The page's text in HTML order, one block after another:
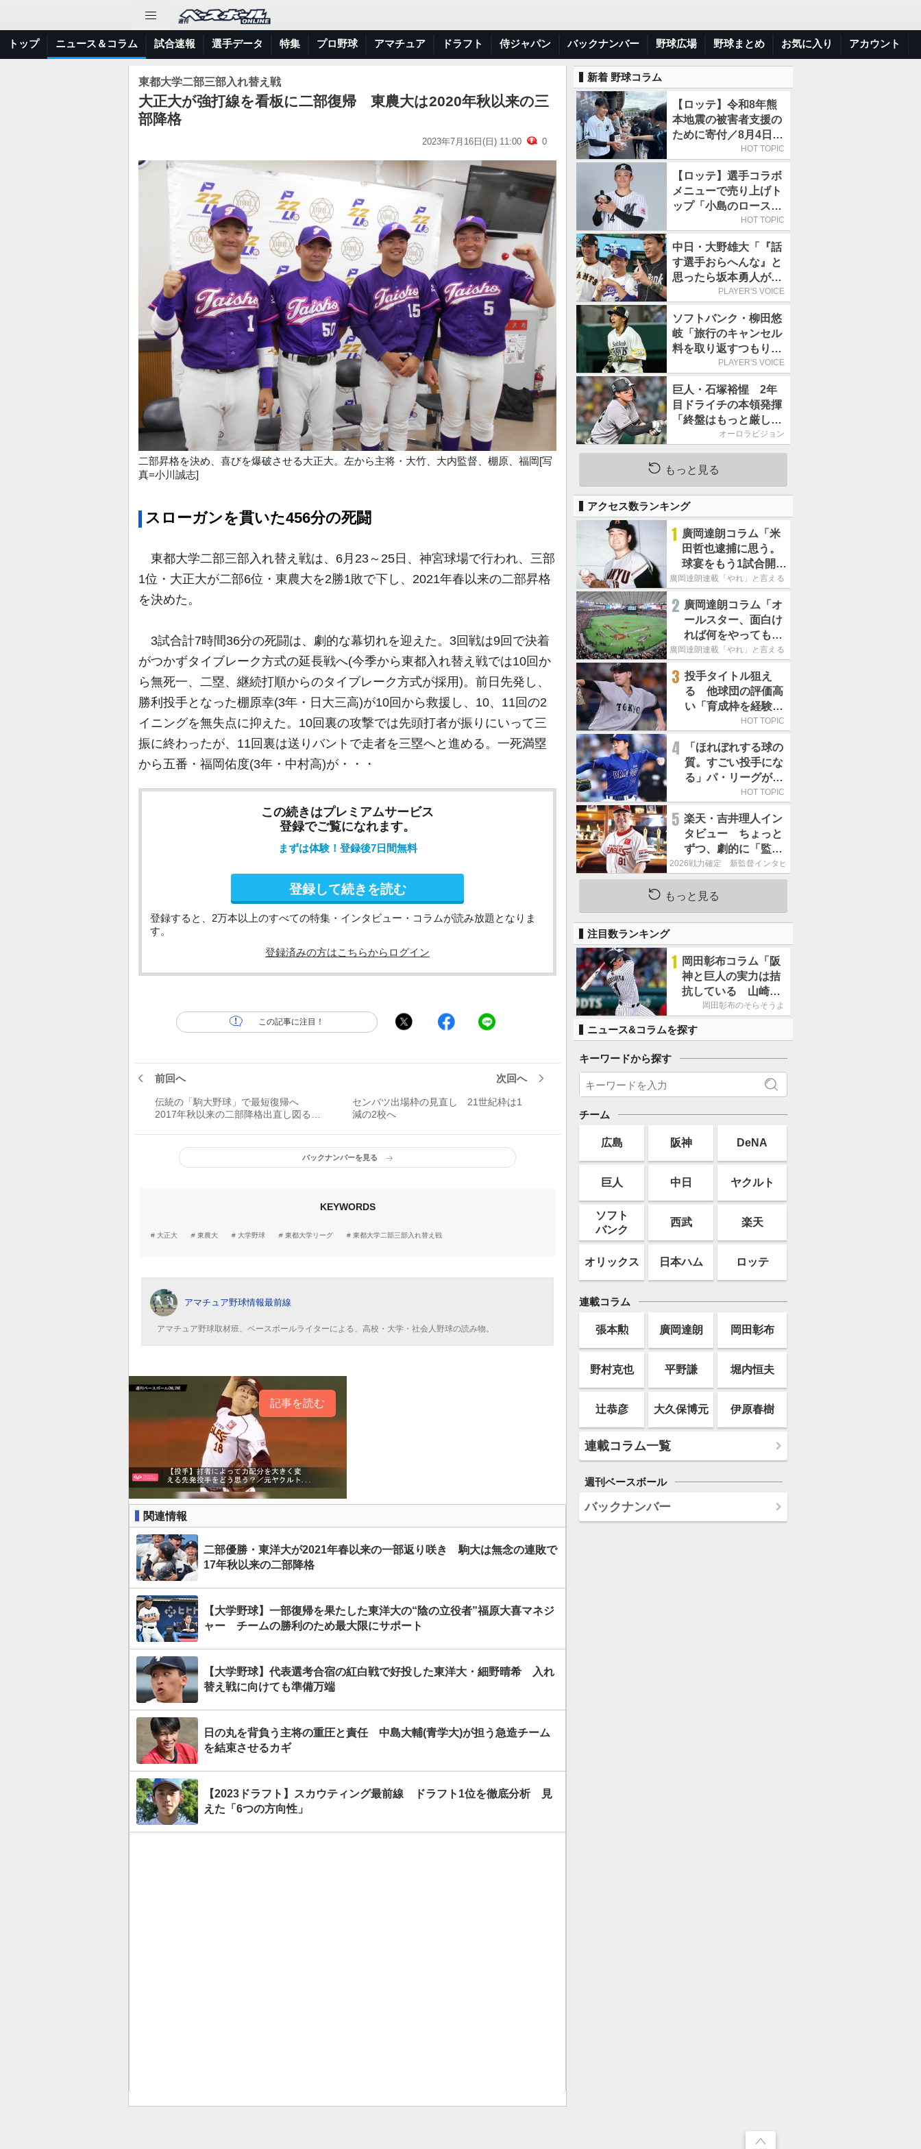
トップ ニュース＆コラム 試合速報 選手データ 特集 プロ野球 アマチュア ドラフト 侍ジャパン バックナンバー 野球広場 野球まとめ お気に入り アカウント
東都大学二部三部入れ替え戦
大正大が強打線を看板に二部復帰 東農大は2020年秋以来の三
部降格
2023年7月16日(日) 11:00 0
二部昇格を決め、喜びを爆破させる大正大。左から主将・大竹、大内監督、棚原、福岡[写
真=小川誠志]
スローガンを貫いた456分の死闘
東都大学二部三部入れ替え戦は、6月23～25日、神宮球場で行われ、三部
1位・大正大が二部6位・東農大を2勝1敗で下し、2021年春以来の二部昇格
を決めた。
3試合計7時間36分の死闘は、劇的な幕切れを迎えた。3回戦は9回で決着
がつかずタイブレーク方式の延長戦へ(今季から東都入れ替え戦では10回か
ら無死一、二塁、継続打順からのタイブレーク方式が採用)。前日先発し、
勝利投手となった棚原幸(3年・日大三高)が10回から救援し、10、11回の2
イニングを無失点に抑えた。10回裏の攻撃では先頭打者が振りにいって三
振に終わったが、11回裏は送りバントで走者を三塁へと進める。一死満塁
から五番・福岡佑度(3年・中村高)が・・・
この続きはプレミアムサービス
登録でご覧になれます。
まずは体験！登録後7日間無料
登録して続きを読む
登録すると、2万本以上のすべての特集・インタビュー・コラムが読み放題となりま
す。
登録済みの方はこちらからログイン
この記事に注目！
前回へ
伝統の「駒大野球」で最短復帰へ
2017年秋以来の二部降格出直し図る名
次回へ
センバツ出場枠の見直し 21世紀枠は1
減の2校へ
バックナンバーを見る
KEYWORDS
大正大 東農大 大学野球 東都大学リーグ 東都大学二部三部入れ替え戦
アマチュア野球情報最前線
アマチュア野球取材班、ベースボールライターによる、高校・大学・社会人野球の読み物。
記事を読む
関連情報
二部優勝・東洋大が2021年春以来の一部返り咲き 駒大は無念の連敗で
17年秋以来の二部降格
【大学野球】一部復帰を果たした東洋大の“陰の立役者”福原大喜マネジ
ャー チームの勝利のため最大限にサポート
【大学野球】代表選考合宿の紅白戦で好投した東洋大・細野晴希 入れ
替え戦に向けても準備万端
日の丸を背負う主将の重圧と責任 中島大輔(青学大)が担う急造チーム
を結束させるカギ
【2023ドラフト】スカウティング最前線 ドラフト1位を徹底分析 見
えた「6つの方向性」
新着 野球コラム
【ロッテ】令和8年熊
本地震の被害者支援の
ために寄付／8月4日に
は選手たちが募金箱を
HOT TOPIC
【ロッテ】選手コラボ
メニューで売り上げト
ップ「小島のロースト
ビーフ丼」が4年連続
HOT TOPIC
中日・大野雄大「『話
す選手おらへんな』と
思ったら坂本勇人が来
た！」／オールスター
PLAYER'S VOICE
ソフトバンク・柳田悠
岐「旅行のキャンセル
料を取り返すつもりで
出場しました(笑)」／
PLAYER'S VOICE
巨人・石塚裕惺 2年
目ドライチの本領発揮
「終盤はもっと厳しい
戦いが続いていく。チ
に」／後半戦に息巻
オーロラビジョン
もっと見る
アクセス数ランキング
1 廣岡達朗コラム「米
田哲也逮捕に思う。
球宴をもう1試合開催
でOB救済を」
廣岡達朗連載「やれ」と言える信念
2 廣岡達朗コラム「オ
ールスター、面白け
れば何をやってもい
いという発想は大間
廣岡達朗連載「やれ」と言える信念
3 投手タイトル狙え
る 他球団の評価高
い「育成枠を経験し
た巨人の左腕」は
HOT TOPIC
4
「ほれぼれする球の
質。すごい投手にな
る」パ・リーグが驚
いた「中日の左腕」
HOT TOPIC
5 楽天・吉井理人イン
タビュー ちょっと
ずつ、劇的に「監督
が代わると何もかも
が変わるというの
は、チームにとって
す」
2026戦力確定 新監督インタビュー
もっと見る
注目数ランキング
1
岡田彰布コラム「阪
神と巨人の実力は拮
抗している 山崎、
小笠原の存在は大き
岡田彰布のそらそうよ
ニュース&コラムを探す
キーワードから探す
チーム
広島 阪神 DeNA
巨人 中日 ヤクルト
ソフト
バンク
西武 楽天
オリックス 日本ハム ロッテ
連載コラム
張本勲 廣岡達朗 岡田彰布
野村克也 平野謙 堀内恒夫
辻恭彦 大久保博元 伊原春樹
連載コラム一覧
週刊ベースボール
バックナンバー